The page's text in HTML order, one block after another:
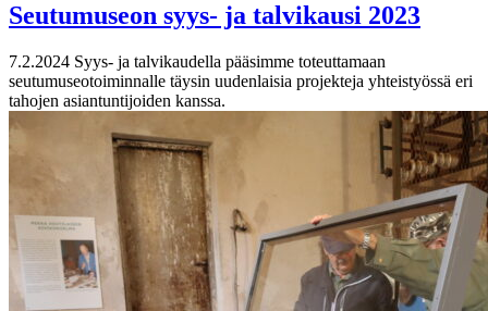
Seutumuseon syys- ja talvikausi 2023
7.2.2024 Syys- ja talvikaudella pääsimme toteuttamaan
seutumuseotoiminnalle täysin uudenlaisia projekteja yhteistyössä eri
tahojen asiantuntijoiden kanssa.